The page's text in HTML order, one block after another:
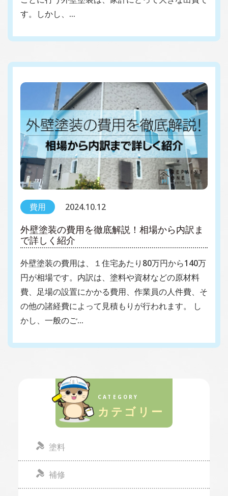
す。しかし、…
費用 2024.10.12
外壁塗装の費用を徹底解説！相場から内訳ま
で詳しく紹介
外壁塗装の費用は、１住宅あたり80万円から140万
円が相場です。内訳は、塗料や資材などの原材料
費、足場の設置にかかる費用、作業員の人件費、そ
の他の諸経費によって見積もりが行われます。 し
かし、一般のご…
CATEGORY
カテゴリー
塗料
補修